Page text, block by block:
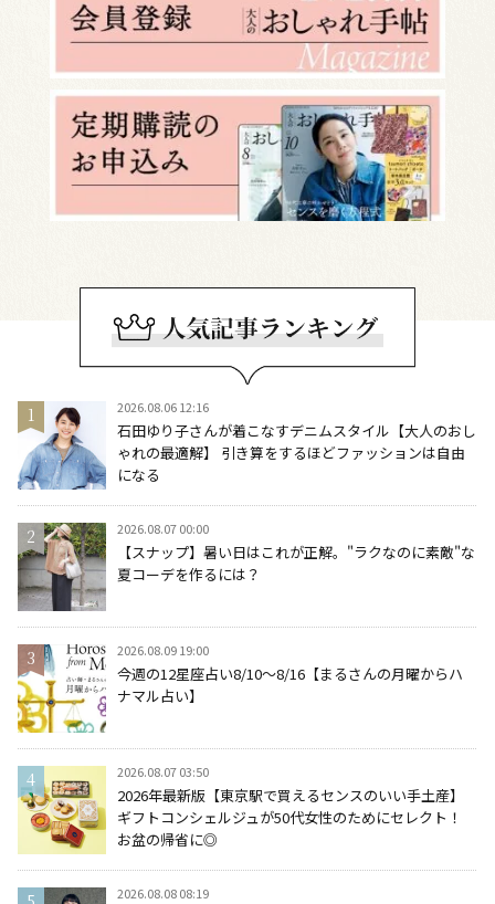
2026.08.06 12:16
石田ゆり子さんが着こなすデニムスタイル【大人のおし
ゃれの最適解】 引き算をするほどファッションは自由
になる
2026.08.07 00:00
【スナップ】暑い日はこれが正解。"ラクなのに素敵"な
夏コーデを作るには？
2026.08.09 19:00
今週の12星座占い8/10～8/16【まるさんの月曜からハ
ナマル占い】
2026.08.07 03:50
2026年最新版【東京駅で買えるセンスのいい手土産】
ギフトコンシェルジュが50代女性のためにセレクト！
お盆の帰省に◎
2026.08.08 08:19